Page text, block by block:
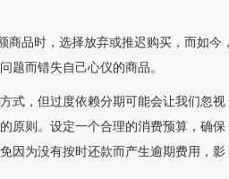
品时，选择放弃或推迟购买，而如今，
题而错失自己心仪的商品。
式，但过度依赖分期可能会让我们忽视
原则。设定一个合理的消费预算，确保
因为没有按时还款而产生逾期费用，影